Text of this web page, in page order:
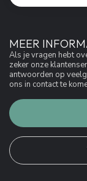
MEER
Als je vragen hebt
zeker onze
antwoorden op
ons in contact te